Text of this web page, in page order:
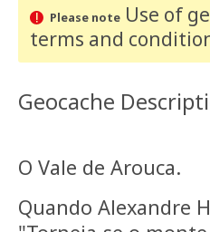
Please noteUse of
terms and
Geocache
O Vale de Arouca.
Quando Alexandre